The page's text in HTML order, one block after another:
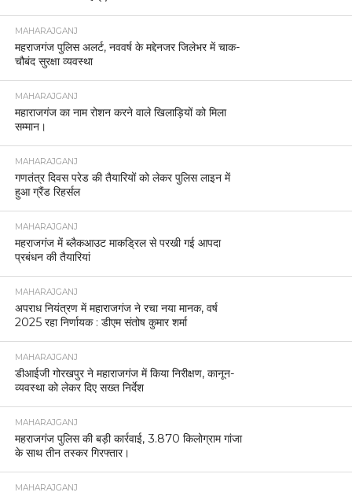
MAHARAJGANJ
महराजगंज पुलिस अलर्ट, नववर्ष के मद्देनजर जिलेभर में चाक-
चौबंद सुरक्षा व्यवस्था
MAHARAJGANJ
महाराजगंज का नाम रोशन करने वाले खिलाड़ियों को मिला
सम्मान।
MAHARAJGANJ
गणतंत्र दिवस परेड की तैयारियों को लेकर पुलिस लाइन में
हुआ ग्रैंड रिहर्सल
MAHARAJGANJ
महराजगंज में ब्लैकआउट माकड्रिल से परखी गई आपदा
प्रबंधन की तैयारियां
MAHARAJGANJ
अपराध नियंत्रण में महाराजगंज ने रचा नया मानक, वर्ष
2025 रहा निर्णायक : डीएम संतोष कुमार शर्मा
MAHARAJGANJ
डीआईजी गोरखपुर ने महाराजगंज में किया निरीक्षण, कानून-
व्यवस्था को लेकर दिए सख्त निर्देश
MAHARAJGANJ
महराजगंज पुलिस की बड़ी कार्रवाई, 3.870 किलोग्राम गांजा
के साथ तीन तस्कर गिरफ्तार।
MAHARAJGANJ